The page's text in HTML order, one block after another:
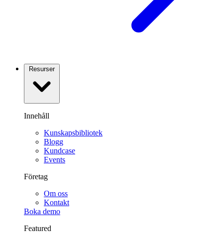
Resurser
Innehåll
Kunskapsbibliotek
Blogg
Kundcase
Events
Företag
Om oss
Kontakt
Boka demo
Featured